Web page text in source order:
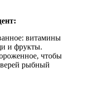
витамины
и фрукты.
чтобы
рыбный